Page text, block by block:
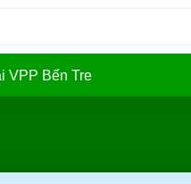
VPP Bến Tre